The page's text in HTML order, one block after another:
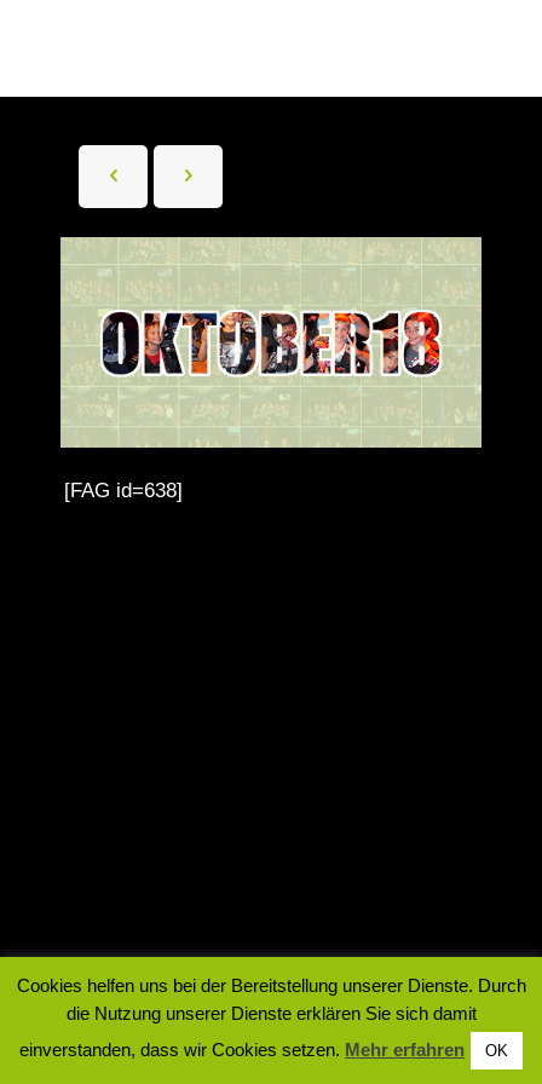
[FAG id=638]
Cookies helfen uns bei der Bereitstellung unserer Dienste. Durch
die Nutzung unserer Dienste erklären Sie sich damit
einverstanden, dass wir Cookies setzen. Mehr erfahren OK